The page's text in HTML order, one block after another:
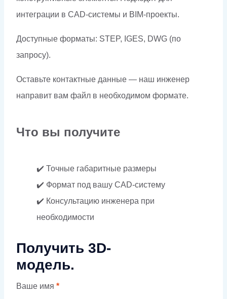
интеграции в CAD-системы и BIM-проекты.
Доступные форматы: STEP, IGES, DWG (по
запросу).
Оставьте контактные данные — наш инженер
направит вам файл в необходимом формате.
Что вы получите
✔️ Точные габаритные размеры
✔️ Формат под вашу CAD-систему
✔️ Консультацию инженера при
необходимости
Получить 3D-
модель.
Ваше имя *